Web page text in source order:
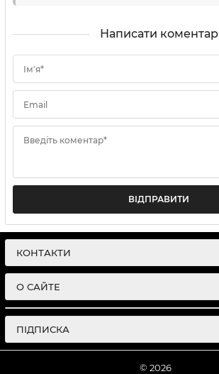
Написати коментар
Ім'я*
Email
Введіть коментар*
ВІДПРАВИТИ
КОНТАКТИ
О САЙТЕ
ПІДПИСКА
© 2026